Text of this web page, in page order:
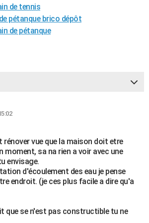
de tennis
pétanque brico dépôt
de pétanque
rénover vue que la maison doit etre
moment, sa na rien a voir avec une
envisage.
d'écoulement des eau je pense
endroit. (je ces plus facile a dire qu'a
que se n'est pas constructible tu ne